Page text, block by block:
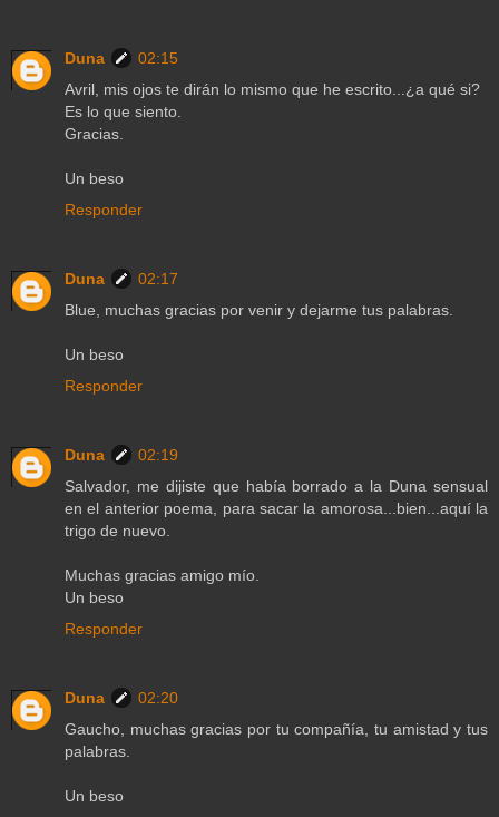
Duna
02:15
Avril, mis ojos te dirán lo mismo que he escrito...¿a qué si?
Es lo que siento.
Gracias.
Un beso
Responder
Duna
02:17
Blue, muchas gracias por venir y dejarme tus palabras.
Un beso
Responder
Duna
02:19
Salvador, me dijiste que había borrado a la Duna sensual
en el anterior poema, para sacar la amorosa...bien...aquí la
trigo de nuevo.
Muchas gracias amigo mío.
Un beso
Responder
Duna
02:20
Gaucho, muchas gracias por tu compañía, tu amistad y tus
palabras.
Un beso